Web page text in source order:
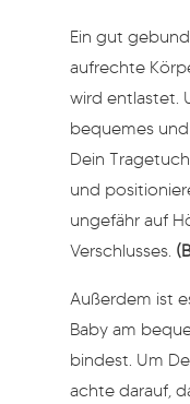
Ein gut
aufrechte
wird entlastet.
bequemes
Dein
und
ungefähr auf
Verschlusses.
Außerdem ist
Baby am
bindest. Um
achte darauf,